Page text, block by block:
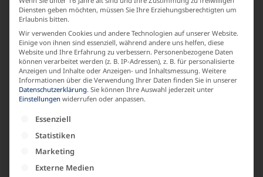
LABEL
KARIN GLASMACHER
MATERIALZUSAMMENSETZUNG
ARMLAENGE
Langarm
Diensten geben möchten, müssen Sie Ihre Erziehungsberechtigten um
Erlaubnis bitten.
Wir verwenden Cookies und andere Technologien auf unserer Website.
Einige von ihnen sind essenziell, während andere uns helfen, diese
Website und Ihre Erfahrung zu verbessern. Personenbezogene Daten
können verarbeitet werden (z. B. IP-Adressen), z. B. für personalisierte
Anzeigen und Inhalte oder Anzeigen- und Inhaltsmessung. Weitere
Informationen über die Verwendung Ihrer Daten finden Sie in unserer
Datenschutzerklärung. Sie können Ihre Auswahl jederzeit unter
Einstellungen widerrufen oder anpassen.
Es folgt eine Liste der Service-Gruppen, für die
Essenziell
Statistiken
Marketing
Externe Medien